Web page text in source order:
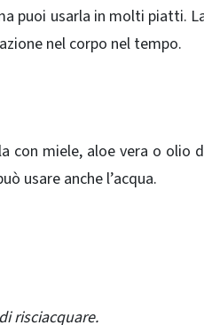
puoi usarla in molti piatti.
nel corpo nel tempo.
con miele, aloe vera o olio
usare anche l’acqua.
risciacquare.